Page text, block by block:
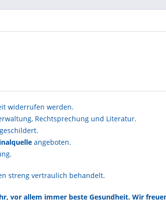
widerrufen werden.
Rechtsprechung und Literatur.
angeboten.
streng vertraulich behandelt.
vor allem immer beste Gesundheit. Wir